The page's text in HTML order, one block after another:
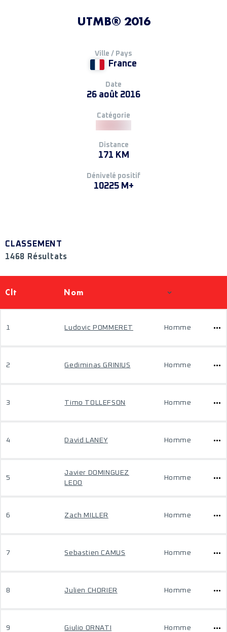
UTMB® 2016
Ville / Pays
France
Date
26 août 2016
Catégorie
Distance
171 KM
Dénivelé positif
10225 M+
CLASSEMENT
1468 Résultats
Clt Nom
1 Ludovic POMMERET Homme
2 Gediminas GRINIUS Homme
3 Timo TOLLEFSON Homme
4 David LANEY Homme
5
Javier DOMINGUEZ
LEDO
Homme
6 Zach MILLER Homme
7 Sebastien CAMUS Homme
8 Julien CHORIER Homme
9 Giulio ORNATI Homme